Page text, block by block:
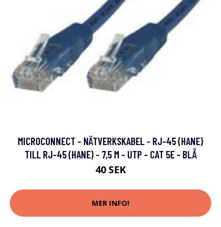
MICROCONNECT - NÄTVERKSKABEL - RJ-45 (HANE)
TILL RJ-45 (HANE) - 7,5 M - UTP - CAT 5E - BLÅ
40 SEK
MER INFO!